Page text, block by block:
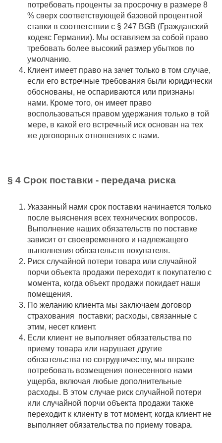
потребовать проценты за просрочку в размере 8
% сверх соответствующей базовой процентной
ставки в соответствии с § 247 BGB (Гражданский
кодекс Германии). Мы оставляем за собой право
требовать более высокий размер убытков по
умолчанию.
Клиент имеет право на зачет только в том случае,
если его встречные требования были юридически
обоснованы, не оспариваются или признаны
нами. Кроме того, он имеет право
воспользоваться правом удержания только в той
мере, в какой его встречный иск основан на тех
же договорных отношениях с нами.
§ 4 Срок поставки - передача риска
Указанный нами срок поставки начинается только
после выяснения всех технических вопросов.
Выполнение наших обязательств по поставке
зависит от своевременного и надлежащего
выполнения обязательств покупателя.
Риск случайной потери товара или случайной
порчи объекта продажи переходит к покупателю с
момента, когда объект продажи покидает наши
помещения.
По желанию клиента мы заключаем договор
страхования поставки; расходы, связанные с
этим, несет клиент.
Если клиент не выполняет обязательства по
приему товара или нарушает другие
обязательства по сотрудничеству, мы вправе
потребовать возмещения понесенного нами
ущерба, включая любые дополнительные
расходы. В этом случае риск случайной потери
или случайной порчи объекта продажи также
переходит к клиенту в тот момент, когда клиент не
выполняет обязательства по приему товара.